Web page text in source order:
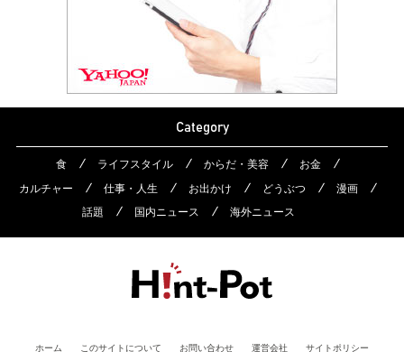
Category
食 ライフスタイル からだ・美容
お金
カルチャー
仕事・人生 お出かけ どうぶつ
漫画
話題
国内ニュース 海外ニュース
ホーム このサイトについて お問い合わせ 運営会社 サイトポリシー